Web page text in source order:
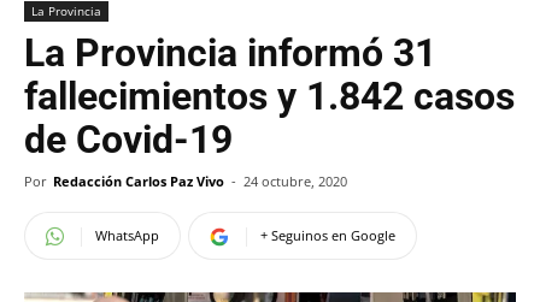
La Provincia
La Provincia informó 31
fallecimientos y 1.842 casos
de Covid-19
Por Redacción Carlos Paz Vivo - 24 octubre, 2020
WhatsApp + Seguinos en Google